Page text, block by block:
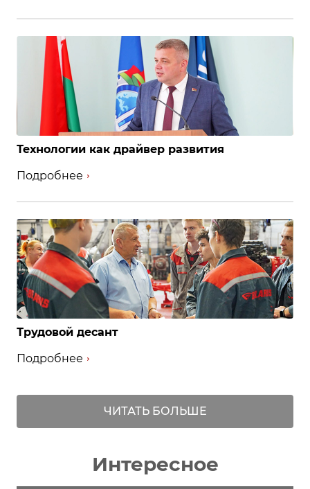
Технологии как драйвер развития
Подробнее
Трудовой десант
Подробнее
ЧИТАТЬ БОЛЬШЕ
Интересное